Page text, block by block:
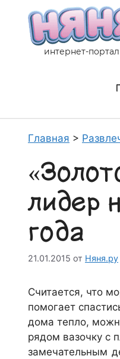
содержимому
интернет-
Главная >
лидер
года
21.01.2015 от Няня.ру
Считается, что
помогает
дома тепло,
рядом вазочку с
замечательным